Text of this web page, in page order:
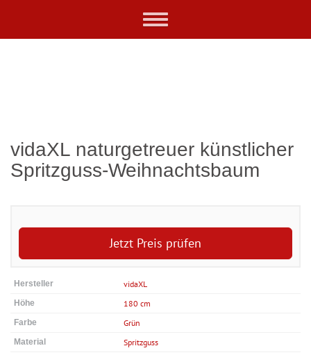
Toggle
vidaXL naturgetreuer künstlicher
Spritzguss-Weihnachtsbaum
Jetzt Preis prüfen
Hersteller vidaXL
Höhe 180 cm
Farbe Grün
Material Spritzguss